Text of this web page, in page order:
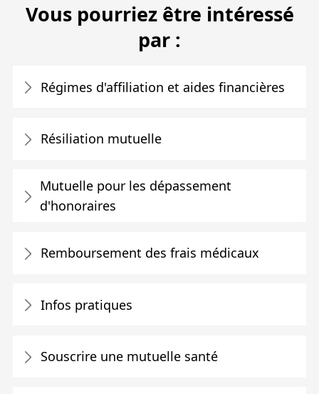
Vous pourriez être intéressé
par :
Régimes d'affiliation et aides financières
Résiliation mutuelle
Mutuelle pour les dépassement
d'honoraires
Remboursement des frais médicaux
Infos pratiques
Souscrire une mutuelle santé